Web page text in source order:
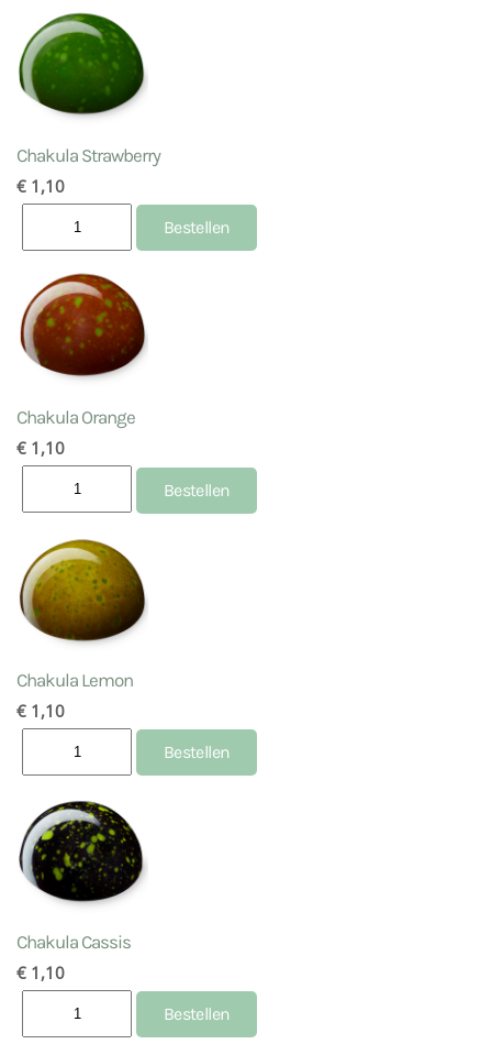
Chakula Strawberry
€ 1,10
Chakula Orange
€ 1,10
Chakula Lemon
€ 1,10
Chakula Cassis
€ 1,10